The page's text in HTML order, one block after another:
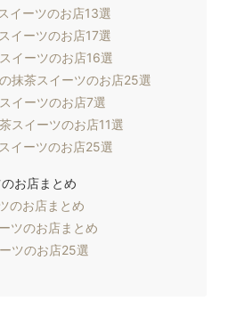
イーツのお店13選
イーツのお店17選
イーツのお店16選
抹茶スイーツのお店25選
イーツのお店7選
スイーツのお店11選
イーツのお店25選
お店まとめ
のお店まとめ
ツのお店まとめ
ツのお店25選